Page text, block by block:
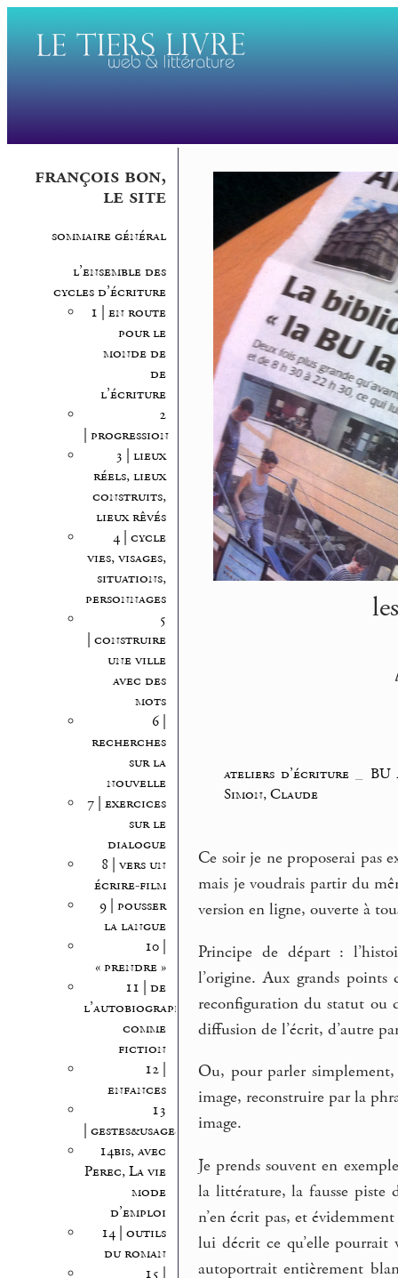
françois bon,
le site
sommaire général
l’ensemble des
cycles d’écriture
1 | en route
pour le
monde de
de
l’écriture
2
| progression
3 | lieux
réels, lieux
construits,
lieux rêvés
4 | cycle
vies, visages,
situations,
personnages
5
| construire
une ville
avec des
mots
6 |
recherches
sur la
nouvelle
7 | exercices
sur le
dialogue
8 | vers un
écrire-film
9 | pousser
la langue
10 |
« prendre »
11 | de
l’autobiographie
comme
fiction
12 |
enfances
13
| gestes&usages
14bis, avec
Perec, La vie
mode
d’emploi
14 | outils
du roman
15 |
ateliers d’écriture
BU
Simon, Claude
Ce soir je ne proposerai pas
mais je voudrais partir du
version en ligne, ouverte à
Principe de départ :
l’origine. Aux grands points
reconfiguration du statut ou
diffusion de l’écrit, d’autre
Ou, pour parler
image, reconstruire par la
image.
Je prends souvent en
la littérature, la fausse piste
n’en écrit pas, et
lui décrit ce qu’elle
autoportrait entièrement